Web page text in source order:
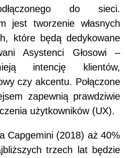
do sieci.
jest tworzenie własnych
które będą dedykowane
Asystenci Głosowi –
intencję klientów,
czy akcentu. Połączone
zapewnią prawdziwie
użytkowników (UX).
Capgemini (2018) aż 40%
trzech lat będzie